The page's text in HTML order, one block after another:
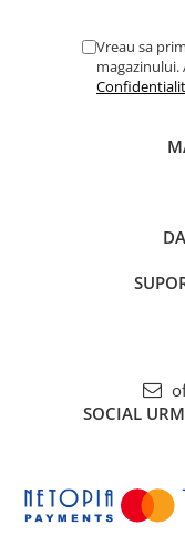
Vreau sa
magazinului.
SOCIAL